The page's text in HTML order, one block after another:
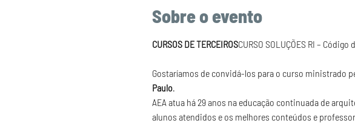
Sobre o evento
CURSOS DE TERCEIROS
Gostaríamos de convidá-los para o curso ministrado
Paulo.
AEA atua há 29 anos na educação continuada de
alunos atendidos e os melhores conteúdos e